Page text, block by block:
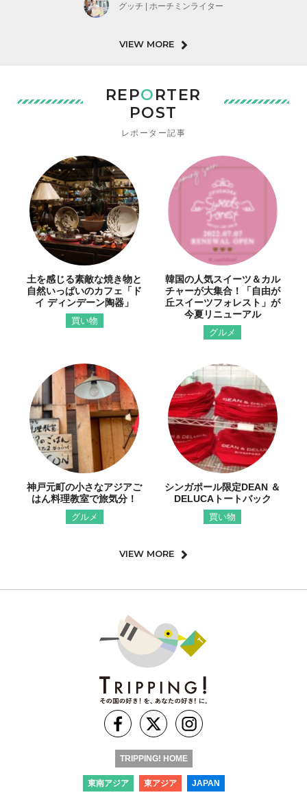
グッチ | ホーチミンライター
VIEW MORE
REPORTER
POST
レポーター記事
土を感じる素敵な焼き物と
自然いっぱいのカフェ「ド
イ ディンデーン陶器」
買い物
韓国の人気スイーツ＆カル
チャーが大集合！「自由が
丘スイーツフォレスト」が
今夏リニューアル
グルメ
神戸元町の小さなアジアご
はん料理教室で旅気分！
グルメ
シンガポール限定DEAN ＆
DELUCAトートバック
買い物
VIEW MORE
TRIPPING! HOME
東南アジア 東アジア JAPAN